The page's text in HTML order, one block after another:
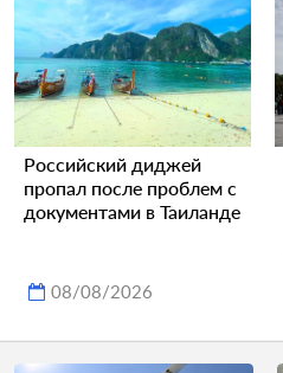
Российский диджей
пропал после проблем с
документами в Таиланде
08/08/2026